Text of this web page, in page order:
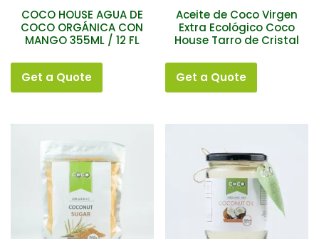
COCO HOUSE AGUA DE
COCO ORGÁNICA CON
MANGO 355ML / 12 FL
Get a Quote
Aceite de Coco Virgen
Extra Ecológico Coco
House Tarro de Cristal
Get a Quote